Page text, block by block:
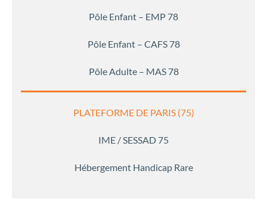
Pôle Enfant – EMP 78
Pôle Enfant – CAFS 78
Pôle Adulte – MAS 78
PLATEFORME DE PARIS (75)
IME / SESSAD 75
Hébergement Handicap Rare